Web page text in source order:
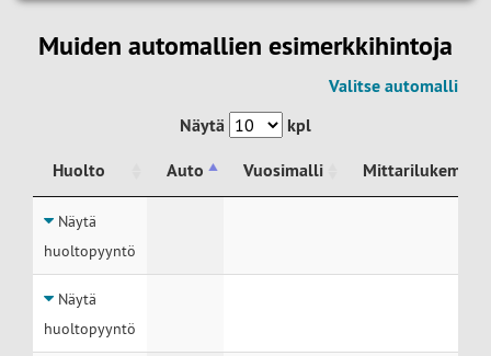
Muiden automallien esimerkkihintoja
Valitse automalli
Näytä
kpl
Huolto
Auto Vuosimalli
Mittarilukema
Huolto
Näytä
huoltopyyntö
Näytä
huoltopyyntö